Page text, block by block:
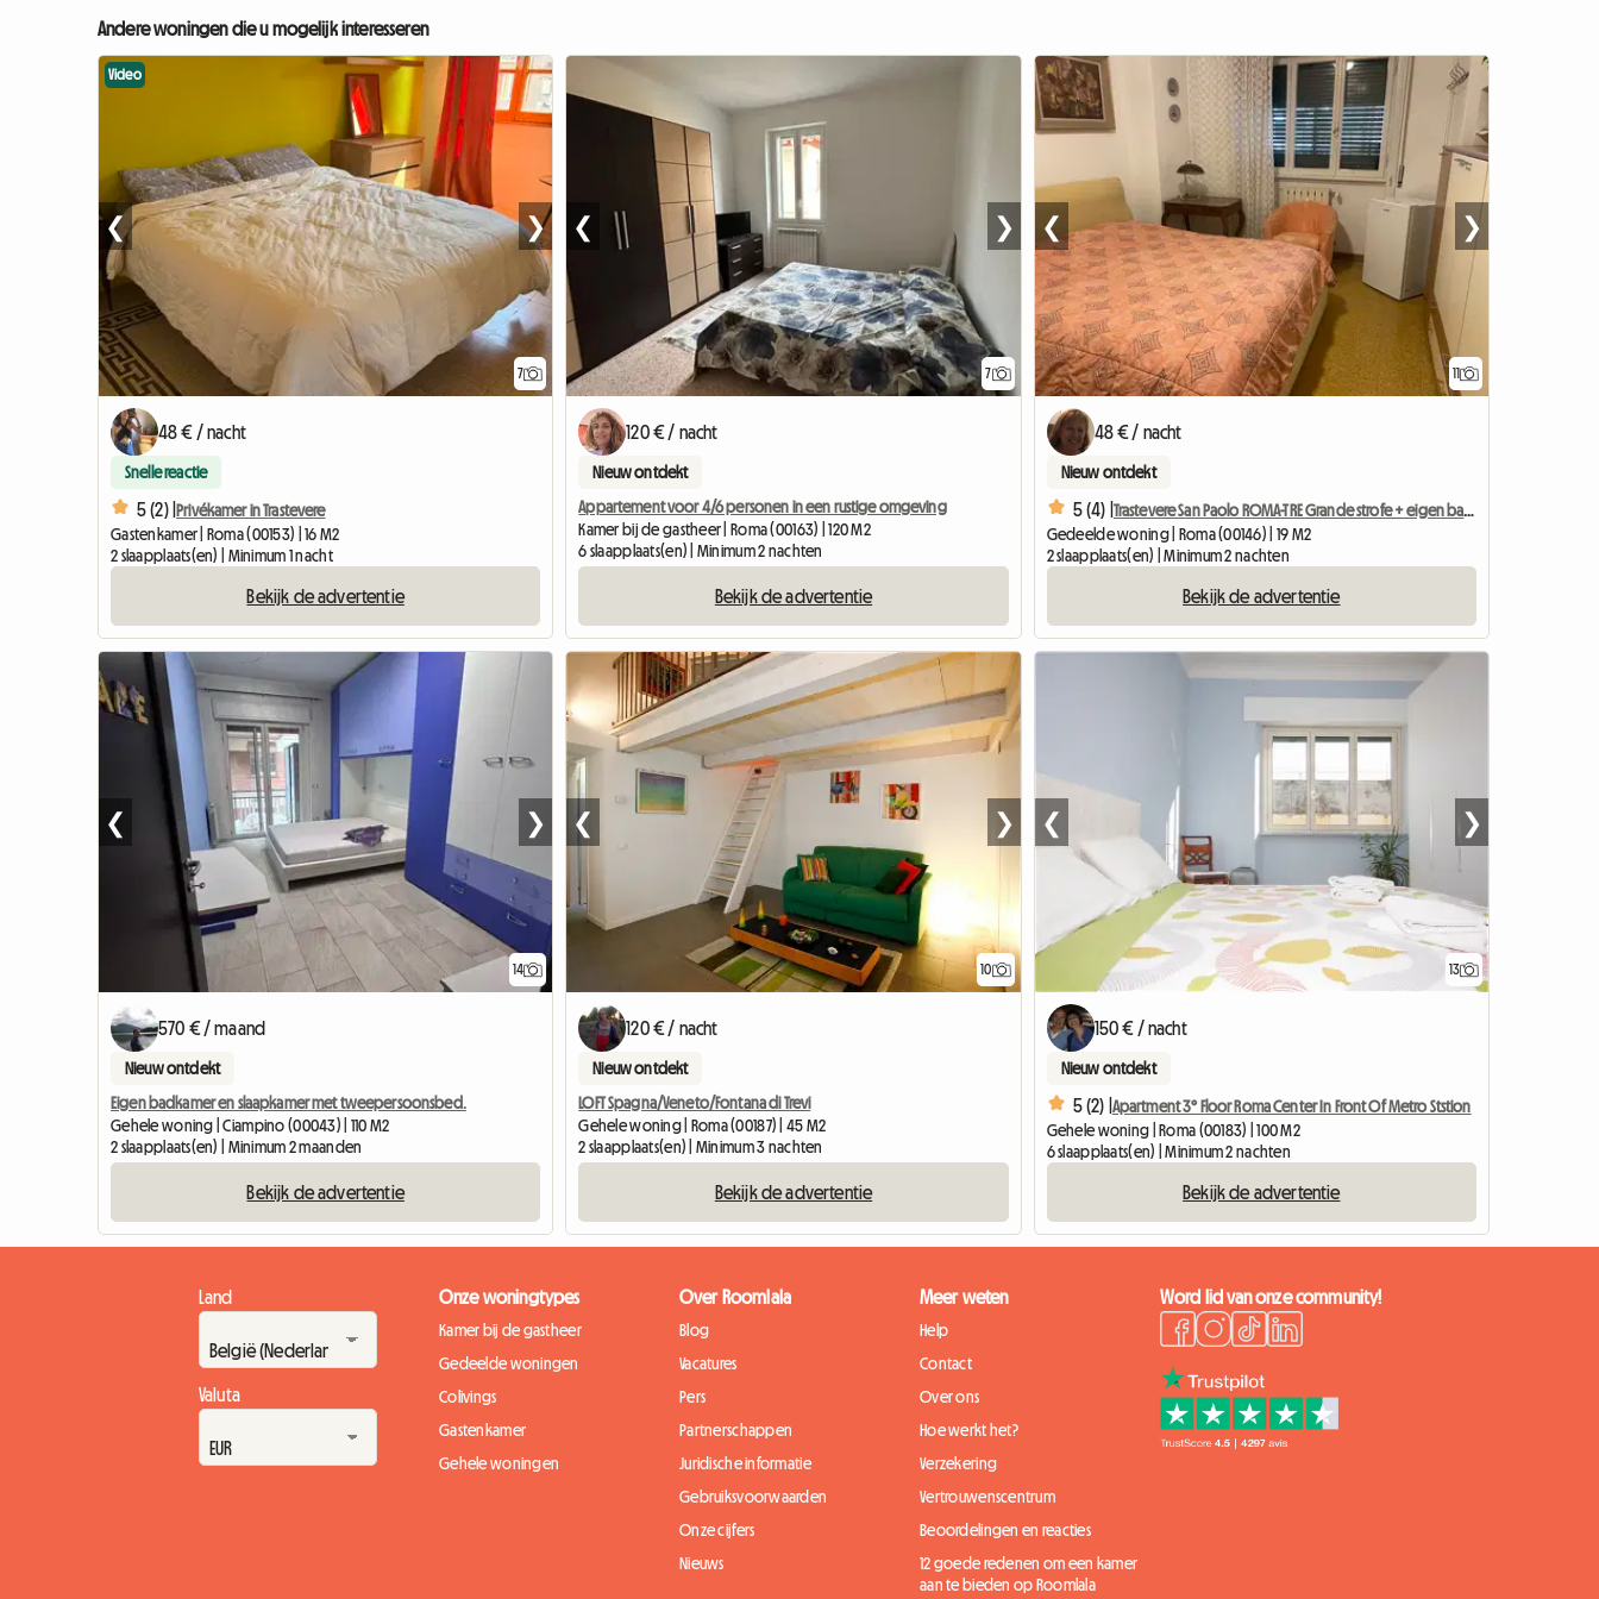
Andere woningen die u mogelijk interesseren
7
Video
❮ ❯
48 € / nacht
Snelle reactie
5 (2) |Privékamer in Trastevere
Gastenkamer | Roma (00153) | 16 M2
2 slaapplaats(en) | Minimum 1 nacht
Bekijk de advertentie
7
❮ ❯
120 € / nacht
Nieuw ontdekt
Appartement voor 4/6 personen in een rustige omgeving
Kamer bij de gastheer | Roma (00163) | 120 M2
6 slaapplaats(en) | Minimum 2 nachten
Bekijk de advertentie
11
❮ ❯
48 € / nacht
Nieuw ontdekt
5 (4) |
Trastevere San Paolo ROMA-TRE Grande strofe + eigen badkamer
Gedeelde woning | Roma (00146) | 19 M2
2 slaapplaats(en) | Minimum 2 nachten
Bekijk de advertentie
14
❮ ❯
570 € / maand
Nieuw ontdekt
Eigen badkamer en slaapkamer met tweepersoonsbed.
Gehele woning | Ciampino (00043) | 110 M2
2 slaapplaats(en) | Minimum 2 maanden
Bekijk de advertentie
10
❮ ❯
120 € / nacht
Nieuw ontdekt
LOFT Spagna/Veneto/Fontana di Trevi
Gehele woning | Roma (00187) | 45 M2
2 slaapplaats(en) | Minimum 3 nachten
Bekijk de advertentie
13
❮ ❯
150 € / nacht
Nieuw ontdekt
5 (2) | Apartment 3° Floor Roma Center In Front Of Metro Ststion
Gehele woning | Roma (00183) | 100 M2
6 slaapplaats(en) | Minimum 2 nachten
Bekijk de advertentie
Land
Valuta
Onze woningtypes
Kamer bij de gastheer
Gedeelde woningen
Colivings
Gastenkamer
Gehele woningen
Over Roomlala
Blog
Vacatures
Pers
Partnerschappen
Juridische informatie
Gebruiksvoorwaarden
Onze cijfers
Nieuws
Meer weten
Help
Contact
Over ons
Hoe werkt het?
Verzekering
Vertrouwenscentrum
Beoordelingen en reacties
12 goede redenen om een kamer
aan te bieden op Roomlala
Word lid van onze community!